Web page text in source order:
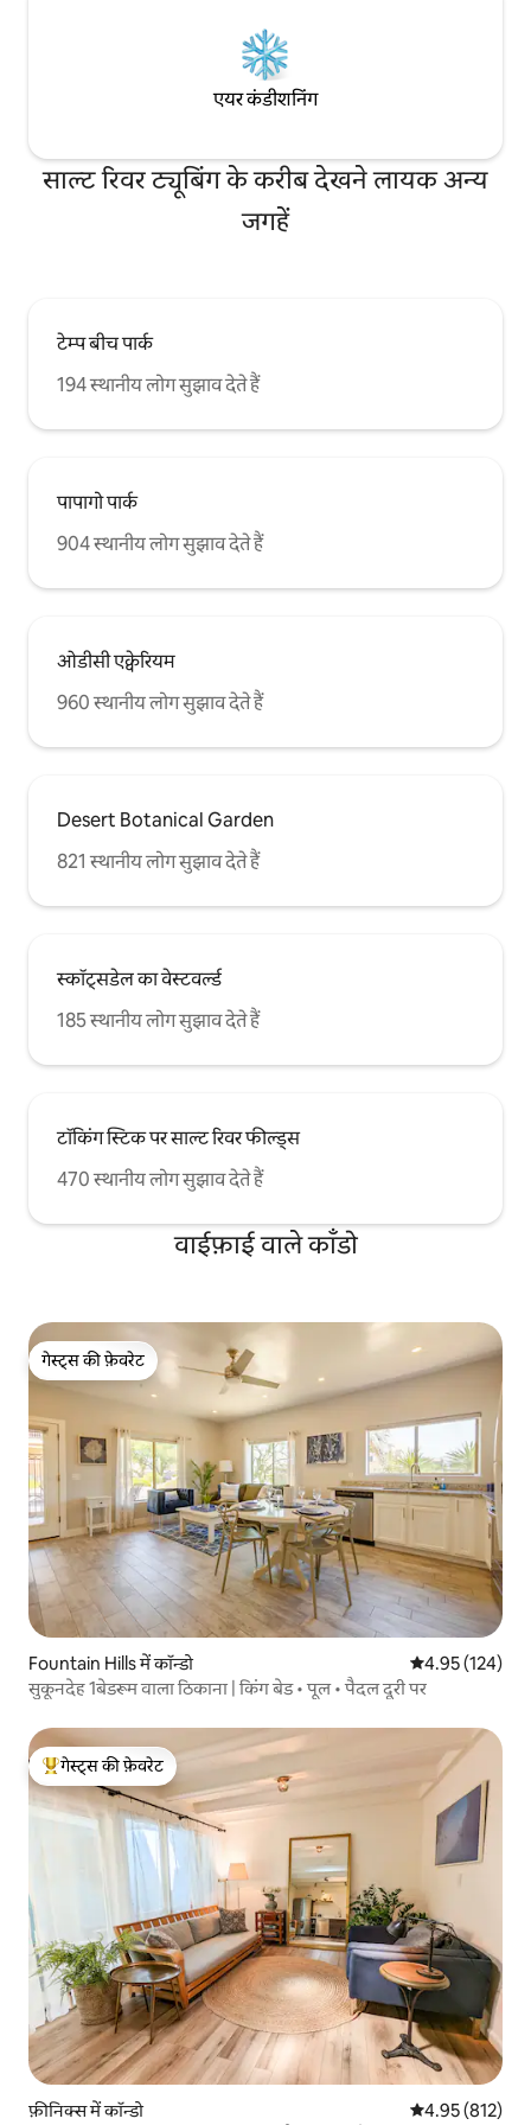
एयर कंडीशनिंग
साल्ट रिवर ट्यूबिंग के करीब देखने लायक अन्य
जगहें
टेम्प बीच पार्क
194 स्थानीय लोग सुझाव देते हैं
पापागो पार्क
904 स्थानीय लोग सुझाव देते हैं
ओडीसी एक्वेरियम
960 स्थानीय लोग सुझाव देते हैं
Desert Botanical Garden
821 स्थानीय लोग सुझाव देते हैं
स्कॉट्सडेल का वेस्टवर्ल्ड
185 स्थानीय लोग सुझाव देते हैं
टॉकिंग स्टिक पर साल्ट रिवर फील्ड्स
470 स्थानीय लोग सुझाव देते हैं
वाईफ़ाई वाले काँडो
गेस्ट्स की फ़ेवरेट
गेस्ट्स की फ़ेवरेट
Fountain Hills में कॉन्डो औसत रेटिंग 5 में से
4.95 (124)
सुकूनदेह 1बेडरूम वाला ठिकाना | किंग बेड • पूल • पैदल दूरी पर
गेस्ट्स का टॉप फ़ेवरेट
गेस्ट्स की फ़ेवरेट
फ़ीनिक्स में कॉन्डो औसत रेटिंग 5 में से
4.95 (812)